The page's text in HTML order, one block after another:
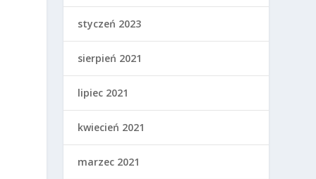
styczeń 2023
sierpień 2021
lipiec 2021
kwiecień 2021
marzec 2021